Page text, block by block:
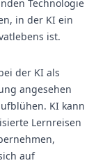
Technologie
in der KI ein
ist.
der KI als
angesehen
KI kann
Lernreisen
auf